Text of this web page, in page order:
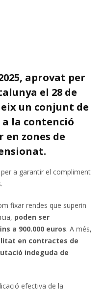
aprovat per
el 28 de
un conjunt de
la contenció
en zones de
a garantir el compliment
fixar rendes que superin
poden ser
a 900.000 euros. A més,
en contractes de
indeguda de
efectiva de la